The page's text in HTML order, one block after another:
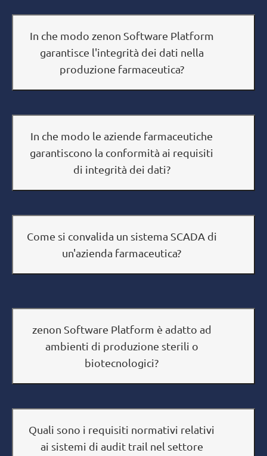
In che modo zenon Software Platform
garantisce l'integrità dei dati nella
produzione farmaceutica?
In che modo le aziende farmaceutiche
garantiscono la conformità ai requisiti
di integrità dei dati?
Come si convalida un sistema SCADA di
un'azienda farmaceutica?
zenon Software Platform è adatto ad
ambienti di produzione sterili o
biotecnologici?
Quali sono i requisiti normativi relativi
ai sistemi di audit trail nel settore